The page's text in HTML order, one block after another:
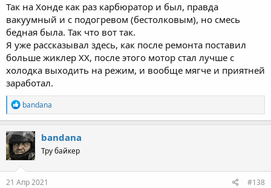
Так на Хонде как раз карбюратор и был, правда
вакуумный и с подогревом (бестолковым), но смесь
бедная была. Так что вот так.
Я уже рассказывал здесь, как после ремонта поставил
больше жиклер ХХ, после этого мотор стал лучше с
холодка выходить на режим, и вообще мягче и приятней
заработал.
R
e
a
c
t
i
o
n
s
bandana
bandana
Тру байкер
21 Апр 2021 #138